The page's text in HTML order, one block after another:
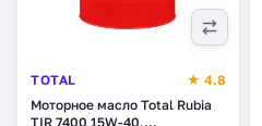
TOTAL
★ 4.8
Моторное масло Total Rubia
TIR 7400 15W-40,